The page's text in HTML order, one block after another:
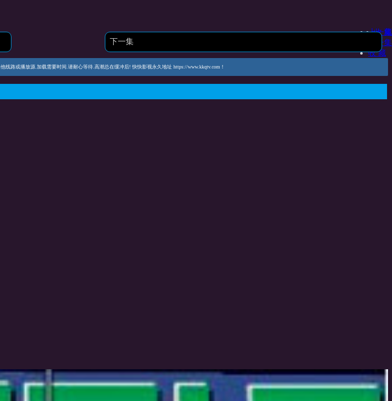
上一集
下一集
收 藏
收 藏
下一集
线路或播放源.加载需要时间.请耐心等待.高潮总在缓冲后! 快快影视永久地址 https://www.kkqtv.com！